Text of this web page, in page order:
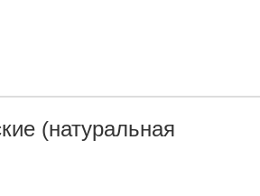
(натуральная